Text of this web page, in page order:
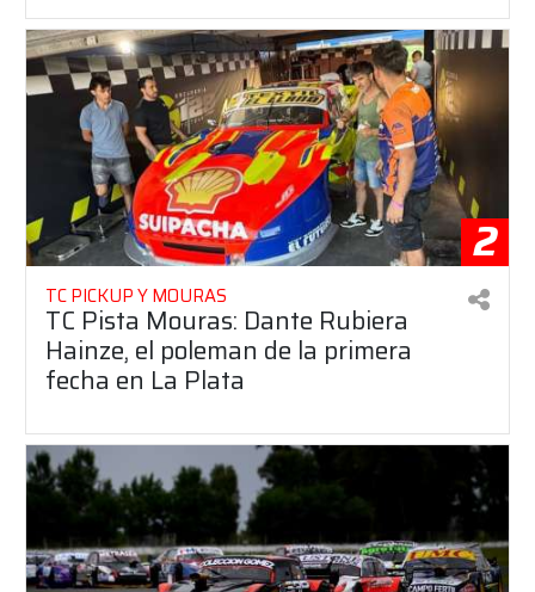
2
TC PICKUP Y MOURAS
TC Pista Mouras: Dante Rubiera
Hainze, el poleman de la primera
fecha en La Plata